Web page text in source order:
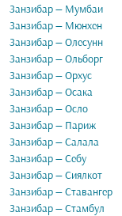
Занзибар — Мумбаи
Занзибар — Мюнхен
Занзибар — Олесунн
Занзибар — Ольборг
Занзибар — Орхус
Занзибар — Осака
Занзибар — Осло
Занзибар — Париж
Занзибар — Салала
Занзибар — Себу
Занзибар — Сиялкот
Занзибар — Ставангер
Занзибар — Стамбул